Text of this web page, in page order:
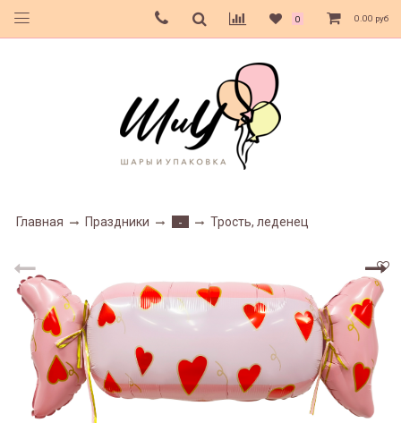
0 0.00 руб
Главная Праздники - Трость, леденец